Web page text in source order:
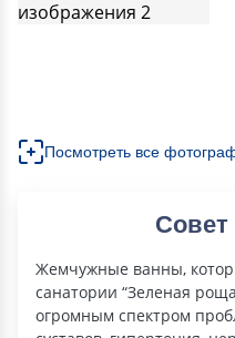
Посмотреть все
Совет
Жемчужные ванны,
санатории “Зеленая
огромным спектром